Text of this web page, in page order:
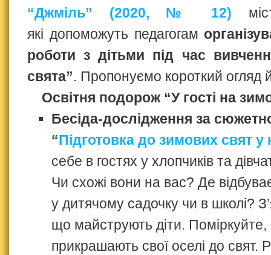
“Джміль” (2020, № 12)
які допоможуть педагогам
роботи з дітьми під час
свята”. Пропонуємо короткий огляд
Освітня подорож “У гості на
Бесіда-дослідження за
“Підготовка до зимових свят у
себе в гостях у хлопчиків та
Чи схожі вони на вас? Де
у дитячому садочку чи в школі?
що майструють діти.
прикрашають свої оселі до свят.